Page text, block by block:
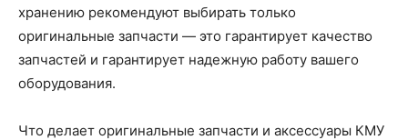
хранению рекомендуют выбирать только
оригинальные запчасти — это гарантирует качество
запчастей и гарантирует надежную работу вашего
оборудования.
Что делает оригинальные запчасти и аксессуары КМУ